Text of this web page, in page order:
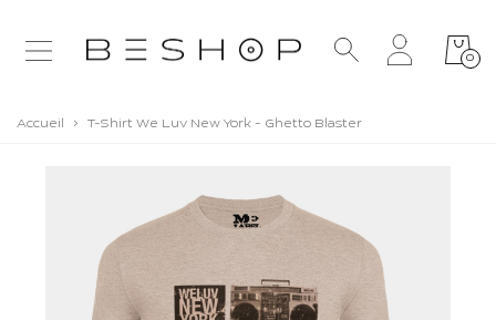
0
Accueil > T-Shirt We Luv New York - Ghetto Blaster